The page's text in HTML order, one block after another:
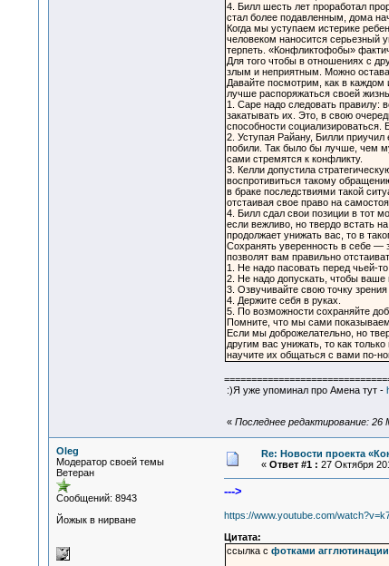
4. Билл шесть лет проработал
стал более подавленным, дома
Когда мы уступаем истерике
человеком наносится серьезный
терпеть. «Конфликтофобы»
Для того чтобы в отношениях с
злым и неприятным. Можно
Давайте посмотрим, как в
лучше распоряжаться своей
1. Саре надо следовать правилу:
закатывать их. Это, в свою
способности
2. Уступая Райану, Билли
побили. Так было бы лучше, чем
сами стремятся к конфликту.
3. Келли допустила
воспротивиться такому
в браке последствиями такой
отстаивая свое право на
4. Билл сдал свои позиции в тот
если вежливо, но твердо встать
продолжает унижать вас, то в
Сохранять уверенность в себе —
позволят вам правильно
1. Не надо пасовать перед чьей-
2. Не надо допускать, чтобы
3. Озвучивайте свою точку
4. Держите себя в руках.
5. По возможности сохраняйте
Помните, что мы сами
Если мы доброжелательно, но
другим вас унижать, то как
научите их общаться с вами по-
:)Я уже упоминал про Амена тут -
« Последнее редактирование: 26
Oleg
Модератор своей темы
Ветеран
Сообщений: 8943
Йожык в нирване
Re: Новости проекта
« Ответ #1 : 27 Октября
--->
https://www.youtube.com/
Цитата:
ссылка с фотками агглютинации